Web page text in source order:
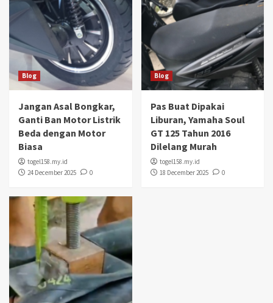
Blog
Jangan Asal Bongkar,
Ganti Ban Motor Listrik
Beda dengan Motor
Biasa
togel158.my.id
24 December 2025
0
Blog
Pas Buat Dipakai
Liburan, Yamaha Soul
GT 125 Tahun 2016
Dilelang Murah
togel158.my.id
18 December 2025
0